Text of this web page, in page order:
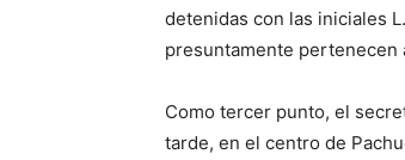
detenidas con las iniciales L.
presuntamente pertenecen
Como tercer punto, el
tarde, en el centro de